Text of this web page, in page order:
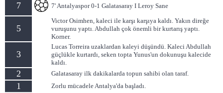
7 7' Antalyaspor 0-1 Galatasaray I Leroy Sane
5
Victor Osimhen, kaleci ile karşı karşıya kaldı. Yakın direğe
vuruşunu yaptı. Abdullah çok önemli bir kurtarış yaptı.
Korner.
3
Lucas Torreira uzaklardan kaleyi düşündü. Kaleci Abdullah
güçlükle kurtardı, seken topta Yunus'un dokunuşu kalecide
kaldı.
2 Galatasaray ilk dakikalarda topun sahibi olan taraf.
1 Zorlu mücadele Antalya'da başladı.